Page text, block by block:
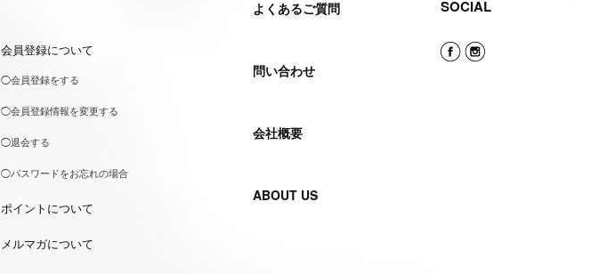
会員登録について
◯会員登録をする
◯会員登録情報を変更する
◯退会する
◯パスワードをお忘れの場合
ポイントについて
メルマガについて
よくあるご質問
問い合わせ
会社概要
ABOUT US
SOCIAL